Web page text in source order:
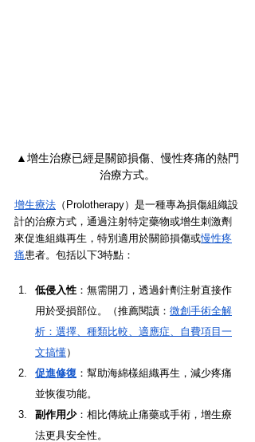
▲增生治療已經是關節損傷、慢性疼痛的熱門
治療方式。
增生療法 （Prolotherapy）是一種專為損傷組織設
計的治療方式，通過注射特定藥物或增生刺激劑
來促進組織再生，特別適用於關節損傷或慢性疼
痛患者。包括以下3特點：
低侵入性 ：無需開刀，透過針劑注射直接作
用於受損部位。（推薦閱讀： 微創手術全解
析：選擇、種類比較、適應症、自費項目一
文搞懂）
促進修復 ：幫助海綿樣組織再生，減少疼痛
並恢復功能。
副作用少：相比傳統止痛藥或手術，增生療
法更具安全性。